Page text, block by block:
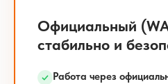
Официальный
стабильно и
Работа через